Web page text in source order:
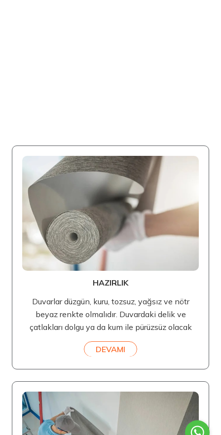
HAZIRLIK
Duvarlar düzgün, kuru, tozsuz, yağsız ve nötr
beyaz renkte olmalıdır. Duvardaki delik ve
çatlakları dolgu ya da kum ile pürüzsüz olacak
DEVAMI